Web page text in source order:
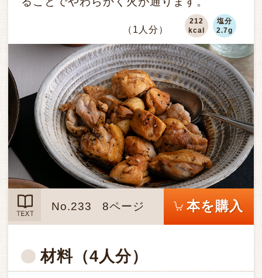
212
kcal
塩分
2.7g
（1人分）
TEXT
No.233 8ページ 本を購入
材料 （4人分）